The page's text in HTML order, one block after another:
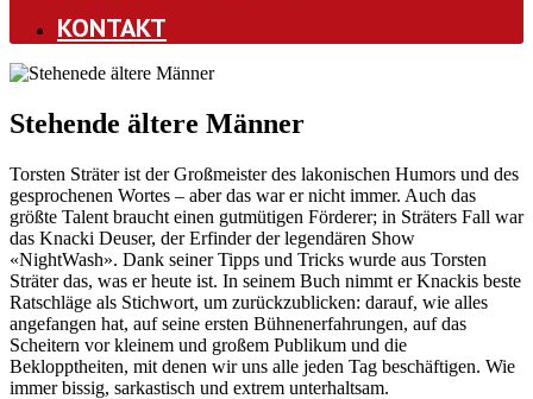
KONTAKT
Stehende ältere Männer
Torsten Sträter ist der Großmeister des lakonischen Humors und des
gesprochenen Wortes – aber das war er nicht immer. Auch das
größte Talent braucht einen gutmütigen Förderer; in Sträters Fall war
das Knacki Deuser, der Erfinder der legendären Show
«NightWash». Dank seiner Tipps und Tricks wurde aus Torsten
Sträter das, was er heute ist. In seinem Buch nimmt er Knackis beste
Ratschläge als Stichwort, um zurückzublicken: darauf, wie alles
angefangen hat, auf seine ersten Bühnenerfahrungen, auf das
Scheitern vor kleinem und großem Publikum und die
Beklopptheiten, mit denen wir uns alle jeden Tag beschäftigen. Wie
immer bissig, sarkastisch und extrem unterhaltsam.